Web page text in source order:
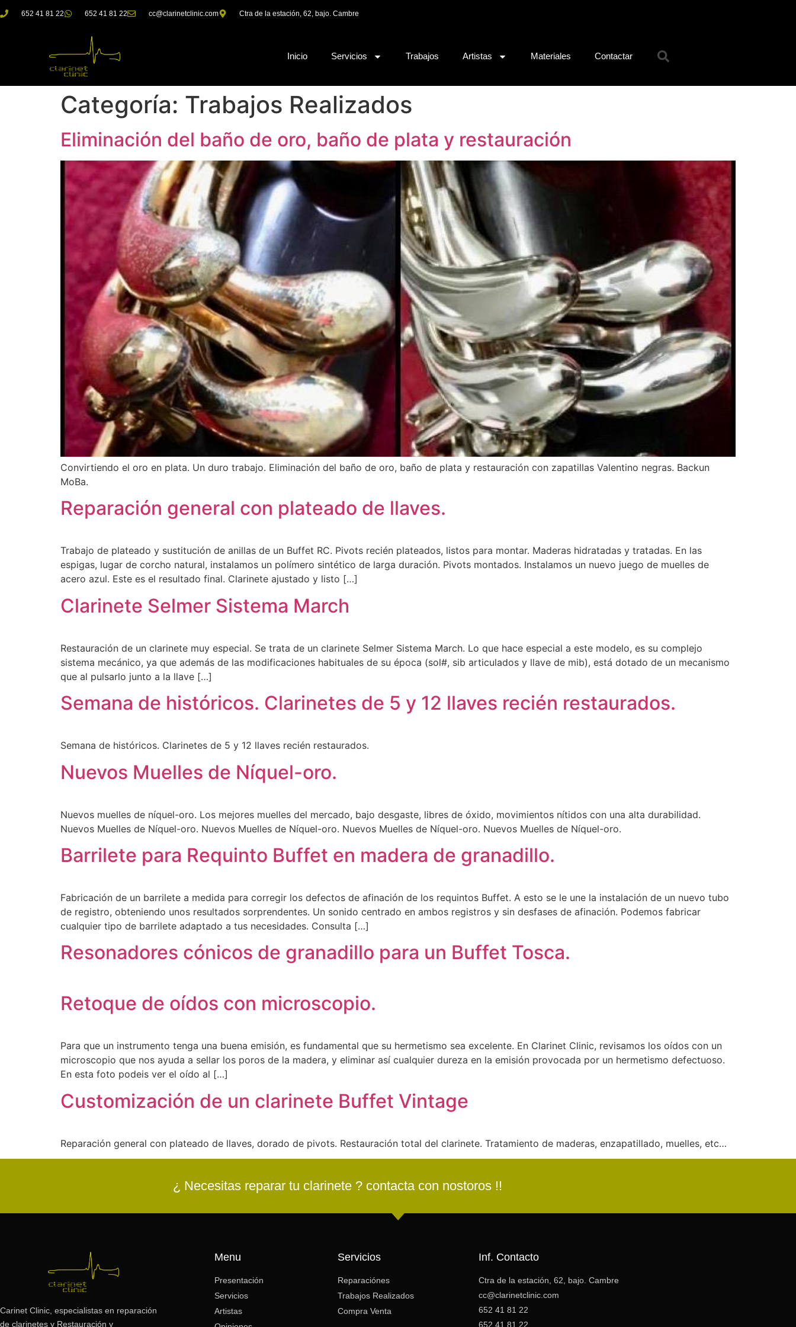
652 41 81 22 652 41 81 22 cc@clarinetclinic.com Ctra de la estación, 62, bajo. Cambre
Inicio Servicios Trabajos Artistas Materiales Contactar
Categoría: Trabajos Realizados
Eliminación del baño de oro, baño de plata y restauración
Convirtiendo el oro en plata. Un duro trabajo. Eliminación del baño de oro, baño de plata y restauración con zapatillas Valentino negras. Backun
MoBa.
Reparación general con plateado de llaves.
Trabajo de plateado y sustitución de anillas de un Buffet RC. Pivots recién plateados, listos para montar. Maderas hidratadas y tratadas. En las
espigas, lugar de corcho natural, instalamos un polímero sintético de larga duración. Pivots montados. Instalamos un nuevo juego de muelles de
acero azul. Este es el resultado final. Clarinete ajustado y listo […]
Clarinete Selmer Sistema March
Restauración de un clarinete muy especial. Se trata de un clarinete Selmer Sistema March. Lo que hace especial a este modelo, es su complejo
sistema mecánico, ya que además de las modificaciones habituales de su época (sol#, sib articulados y llave de mib), está dotado de un mecanismo
que al pulsarlo junto a la llave […]
Semana de históricos. Clarinetes de 5 y 12 llaves recién restaurados.
Semana de históricos. Clarinetes de 5 y 12 llaves recién restaurados.
Nuevos Muelles de Níquel-oro.
Nuevos muelles de níquel-oro. Los mejores muelles del mercado, bajo desgaste, libres de óxido, movimientos nítidos con una alta durabilidad.
Nuevos Muelles de Níquel-oro. Nuevos Muelles de Níquel-oro. Nuevos Muelles de Níquel-oro. Nuevos Muelles de Níquel-oro.
Barrilete para Requinto Buffet en madera de granadillo.
Fabricación de un barrilete a medida para corregir los defectos de afinación de los requintos Buffet. A esto se le une la instalación de un nuevo tubo
de registro, obteniendo unos resultados sorprendentes. Un sonido centrado en ambos registros y sin desfases de afinación. Podemos fabricar
cualquier tipo de barrilete adaptado a tus necesidades. Consulta […]
Resonadores cónicos de granadillo para un Buffet Tosca.
Retoque de oídos con microscopio.
Para que un instrumento tenga una buena emisión, es fundamental que su hermetismo sea excelente. En Clarinet Clinic, revisamos los oídos con un
microscopio que nos ayuda a sellar los poros de la madera, y eliminar así cualquier dureza en la emisión provocada por un hermetismo defectuoso.
En esta foto podeis ver el oído al […]
Customización de un clarinete Buffet Vintage
Reparación general con plateado de llaves, dorado de pivots. Restauración total del clarinete. Tratamiento de maderas, enzapatillado, muelles, etc…
¿ Necesitas reparar tu clarinete ? contacta con nostoros !!
Carinet Clinic, especialistas en reparación
de clarinetes y Restauración y
Menu
Presentación
Servicios
Artistas
Servicios
Reparaciónes
Trabajos Realizados
Compra Venta
Inf. Contacto
Ctra de la estación, 62, bajo. Cambre
cc@clarinetclinic.com
652 41 81 22
652 41 81 22